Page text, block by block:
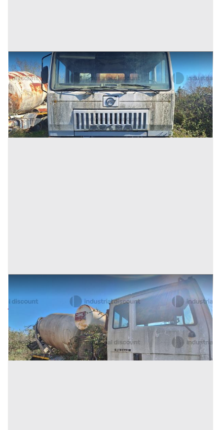
55#10183 Autoveicolo betoniera Astra
Inserito il: 10/07/2026
(Cosenza)
Prezzo
5.000 €
Codice annuncio:240776056
54#10183 Autoveicolo betoniera Astra
Inserito il: 10/07/2026
(Cosenza)
Prezzo
4.500 €
Codice annuncio:414299035